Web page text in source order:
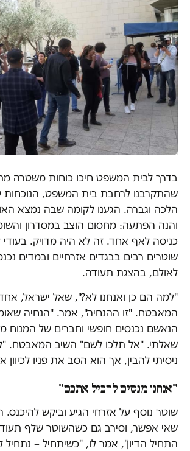
בדרך לבית המשפט חיכו כוחות משטרה
שהתקרבנו לרחבת בית המשפט, הנוכחות
הלכה וגברה. הגענו לקומה שבה נמצא
והנה הפתעה: מחסום הוצב במסדרון
כניסה לאף אחד. זה לא היה מדויק. בעודי
שוטרים רבים בבגדים אזרחיים ובמדים
לאולם, בהצגת תעודה.
"למה הם כן ואנחנו לא?", שאל ישראל,
המאבטח. "זו ההנחיה", אמר. "הנחיה
הנאשם נכנסים חופשי וחברים של המנוח
שאלתי. "אל תלכו לשם" השיב המאבטח.
ניסיתי להבין, אך הוא הסב את פניו לכיוון
"אנחנו מנסים להכיל אתכם"
שוטר נוסף על אזרחי הגיע וביקש
שאי אפשר, וסירב גם כשהשוטר שלף
התחיל הדיון", אמר לו, "כשיתחיל – נתחיל